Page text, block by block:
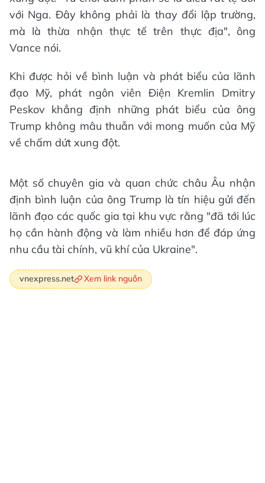
với Nga. Đây không phải là thay đổi lập trường,
mà là thừa nhận thực tế trên thực địa", ông
Vance nói.
Khi được hỏi về bình luận và phát biểu của lãnh
đạo Mỹ, phát ngôn viên Điện Kremlin Dmitry
Peskov khẳng định những phát biểu của ông
Trump không mâu thuẫn với mong muốn của Mỹ
về chấm dứt xung đột.
Một số chuyên gia và quan chức châu Âu nhận
định bình luận của ông Trump là tín hiệu gửi đến
lãnh đạo các quốc gia tại khu vực rằng "đã tới lúc
họ cần hành động và làm nhiều hơn để đáp ứng
nhu cầu tài chính, vũ khí của Ukraine".
vnexpress.net Xem link nguồn